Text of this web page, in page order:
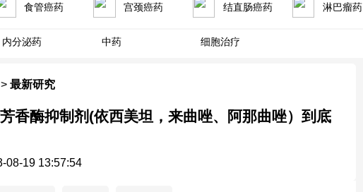
食管癌药 宫颈癌药 结直肠癌药 淋巴瘤药
内分泌药 中药 细胞治疗
最新研究
香酶抑制剂(依西美坦，来曲唑、阿那曲唑）到底
08-19 13:57:54